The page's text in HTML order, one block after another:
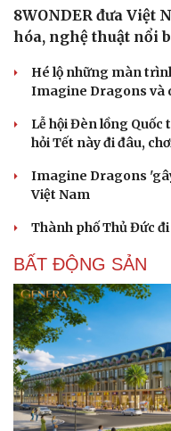
Cải chính
8WONDER đưa Việt
hóa, nghệ thuật nổi
Hé lộ những màn
Imagine Dragons và
Lễ hội Đèn lồng Quốc
hỏi Tết này đi đâu,
Imagine Dragons
Việt Nam
Thành phố Thủ Đức
BẤT ĐỘNG SẢN